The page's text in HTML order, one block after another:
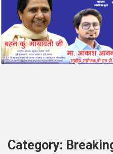
Category: